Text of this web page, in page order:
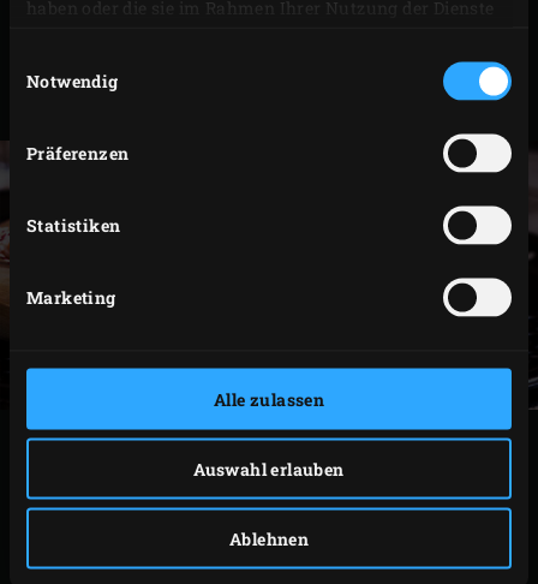
haben oder die sie im Rahmen Ihrer Nutzung der Dienste
Notwendig
Präferenzen
Statistiken
Marketing
Alle zulassen
Auswahl erlauben
Ablehnen
den Langustinen und den Limettenscheiben